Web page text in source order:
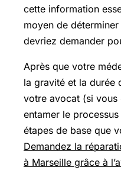
cette information
moyen de
devriez demander
Après que votre
la gravité et la durée
votre avocat (si vous
entamer le
étapes de base que
Demandez la
à Marseille grâce à